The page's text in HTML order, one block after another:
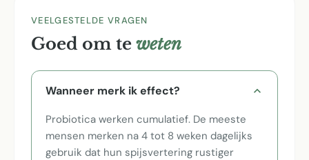
VEELGESTELDE VRAGEN
Goed om te weten
Wanneer merk ik effect?
Probiotica werken cumulatief. De meeste
mensen merken na 4 tot 8 weken dagelijks
gebruik dat hun spijsvertering rustiger